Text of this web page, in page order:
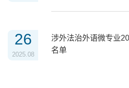
26
2025.08
涉外法治外语微专业
名单